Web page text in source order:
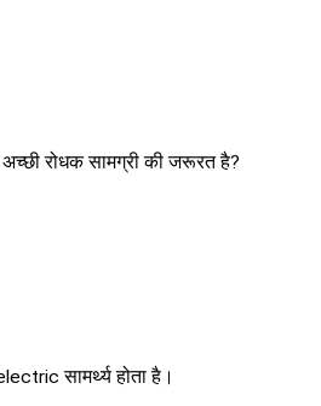
रोधक सामग्री की जरूरत है?
सामर्थ्य होता है।